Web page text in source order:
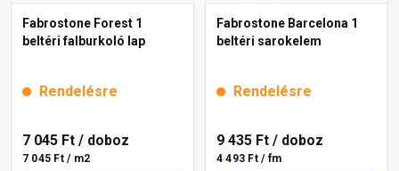
Fabrostone Forest 1
beltéri falburkoló lap
Rendelésre
7 045 Ft / doboz
7 045 Ft / m2
Fabrostone Barcelona 1
beltéri sarokelem
Rendelésre
9 435 Ft / doboz
4 493 Ft / fm